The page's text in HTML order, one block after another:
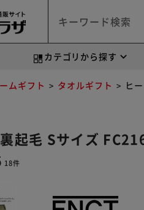
カテゴリから探す
ムギフト タオルギフト ヒ
起毛 Sサイズ
18件